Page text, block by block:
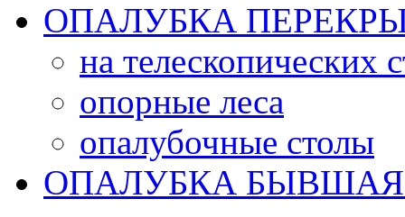
ОПАЛУБКА
на телескопических
опорные леса
опалубочные столы
ОПАЛУБКА